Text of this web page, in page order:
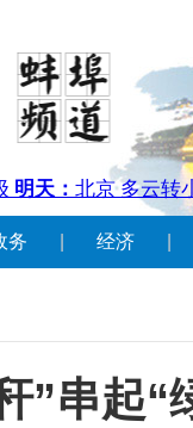
务 经济
”串起“